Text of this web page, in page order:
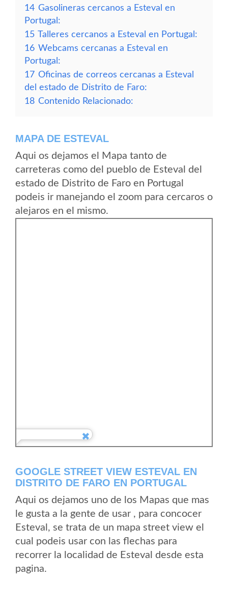
14 Gasolineras cercanos a Esteval en
Portugal:
15 Talleres cercanos a Esteval en Portugal:
16 Webcams cercanas a Esteval en
Portugal:
17 Oficinas de correos cercanas a Esteval
del estado de Distrito de Faro:
18 Contenido Relacionado:
MAPA DE ESTEVAL
Aqui os dejamos el Mapa tanto de
carreteras como del pueblo de Esteval del
estado de Distrito de Faro en Portugal
podeis ir manejando el zoom para cercaros o
alejaros en el mismo.
GOOGLE STREET VIEW ESTEVAL EN
DISTRITO DE FARO EN PORTUGAL
Aqui os dejamos uno de los Mapas que mas
le gusta a la gente de usar , para concocer
Esteval, se trata de un mapa street view el
cual podeis usar con las flechas para
recorrer la localidad de Esteval desde esta
pagina.